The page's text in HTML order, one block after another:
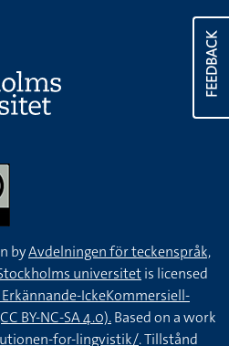
FEEDBACK
byAvdelningen för teckenspråk,
universitetis licensed
IckeKommersiell-
BY-NC-SA 4.0).Based on a work
for-lingvistik/. Tillstånd